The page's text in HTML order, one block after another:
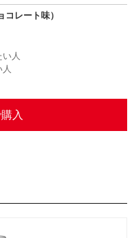
レート味）
人
入